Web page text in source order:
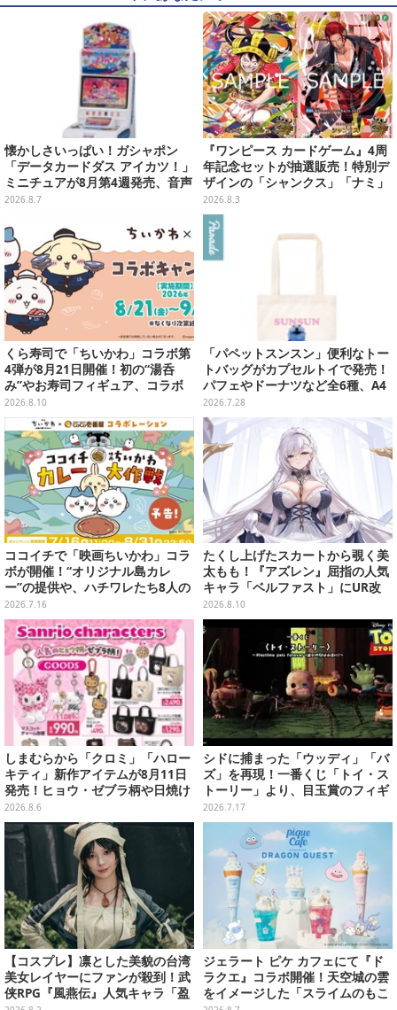
懐かしさいっぱい！ガシャポン
「データカードダス アイカツ！」
ミニチュアが8月第4週発売、音声
が流れる特別仕様も当たる
2026.8.7
『ワンピース カードゲーム』4周
年記念セットが抽選販売！特別デ
ザインの「シャンクス」「ナミ」
など9枚のプロモカードを収録
2026.8.3
くら寿司で「ちいかわ」コラボ第
4弾が8月21日開催！初の“湯呑
み”やお寿司フィギュア、コラボ
メニューも
2026.8.10
「パペットスンスン」便利なトー
トバッグがカプセルトイで発売！
パフェやドーナツなど全6種、A4
サイズがすっぽり入る大きさ
2026.7.28
ココイチで「映画ちいかわ」コラ
ボが開催！“オリジナル島カレ
ー”の提供や、ハチワレたち8人の
スプーン置きフィギュアをプレゼ
ント
2026.7.16
たくし上げたスカートから覗く美
太もも！『アズレン』屈指の人気
キャラ「ベルファスト」にUR改
造実装―メイド服も新デザインに
お着替え
2026.8.10
しまむらから「クロミ」「ハロー
キティ」新作アイテムが8月11日
発売！ヒョウ・ゼブラ柄や日焼け
デザインの可愛い雑貨・アパレル
など多数
2026.8.6
シドに捕まった「ウッディ」「バ
ズ」を再現！一番くじ「トイ・ス
トーリー」より、目玉賞のフィギ
ュアが先行公開
2026.7.17
【コスプレ】凛とした美貌の台湾
美女レイヤーにファンが殺到！武
侠RPG『風燕伝』人気キャラ「盈
ジェラート ピケ カフェにて『ド
ラクエ』コラボ開催！天空城の雲
をイメージした「スライムのもこ